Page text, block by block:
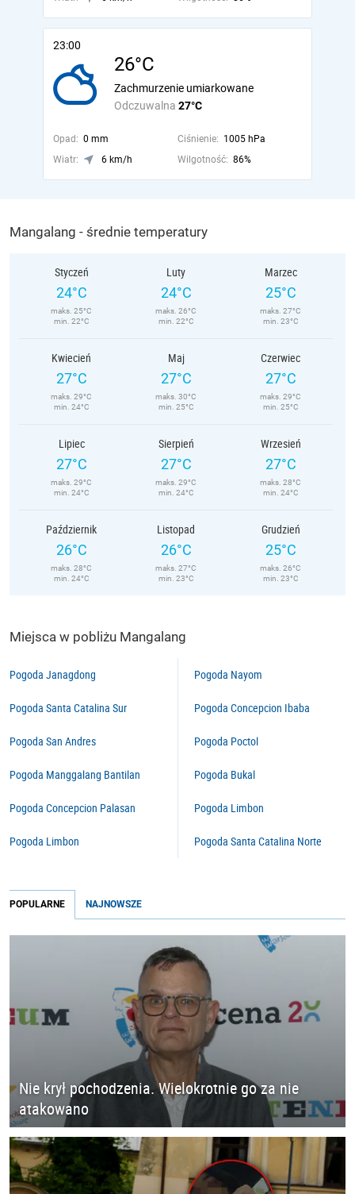
23:00
26°C
Odczuwalna 27°C
Zachmurzenie umiarkowane
Opad: 0 mm Ciśnienie: 1005 hPa
Wiatr:
6 km/h Wilgotność: 86%
Mangalang - średnie temperatury
Styczeń
24°C
maks. 25°C
min. 22°C
Luty
24°C
maks. 26°C
min. 22°C
Marzec
25°C
maks. 27°C
min. 23°C
Kwiecień
27°C
maks. 29°C
min. 24°C
Maj
27°C
maks. 30°C
min. 25°C
Czerwiec
27°C
maks. 29°C
min. 25°C
Lipiec
27°C
maks. 29°C
min. 24°C
Sierpień
27°C
maks. 29°C
min. 24°C
Wrzesień
27°C
maks. 28°C
min. 24°C
Październik
26°C
maks. 28°C
min. 24°C
Listopad
26°C
maks. 27°C
min. 23°C
Grudzień
25°C
maks. 26°C
min. 23°C
Miejsca w pobliżu Mangalang
Pogoda Janagdong
Pogoda Santa Catalina Sur
Pogoda San Andres
Pogoda Manggalang Bantilan
Pogoda Concepcion Palasan
Pogoda Limbon
Pogoda Nayom
Pogoda Concepcion Ibaba
Pogoda Poctol
Pogoda Bukal
Pogoda Limbon
Pogoda Santa Catalina Norte
POPULARNE NAJNOWSZE
Nie krył pochodzenia. Wielokrotnie go za nie
atakowano